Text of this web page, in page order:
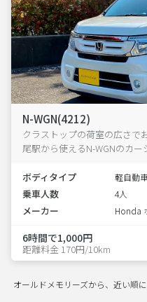
N-WGN(4212)
クラストップの荷室の広さで
尾駅から使えるN-WGNのカー
ボディタイプ 軽自動
乗車人数 4人
メーカー Honda
6時間で1,000円
距離料金 170円/10km
オールドメモリーズから、近い順